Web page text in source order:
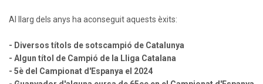
Al llarg dels anys ha aconseguit aquests èxits:
- Diversos títols de sotscampió de Catalunya
- Algun títol de Campió de la Lliga Catalana
- 5è del Campionat d'Espanya el 2024